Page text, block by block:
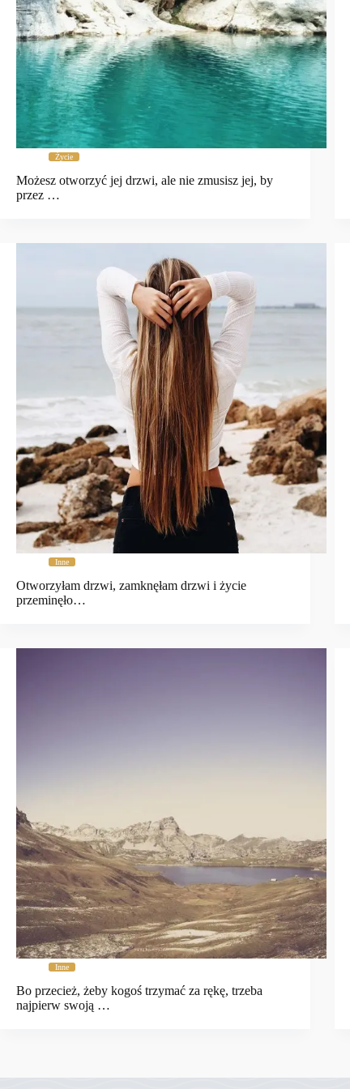
Życie
Możesz otworzyć jej drzwi, ale nie zmusisz jej, by
przez …
Inne
Otworzyłam drzwi, zamknęłam drzwi i życie
przeminęło…
Inne
Bo przecież, żeby kogoś trzymać za rękę, trzeba
najpierw swoją …